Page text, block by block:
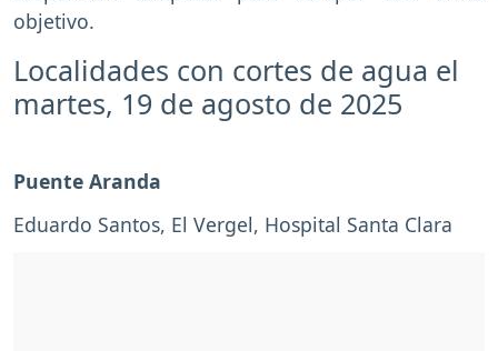
objetivo.
Localidades con cortes de agua el
martes, 19 de agosto de 2025
Puente Aranda
Eduardo Santos, El Vergel, Hospital Santa Clara